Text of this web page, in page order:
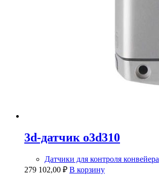
3d-датчик o3d310
Датчики для контроля конвейера
279 102,00 ₽ В корзину